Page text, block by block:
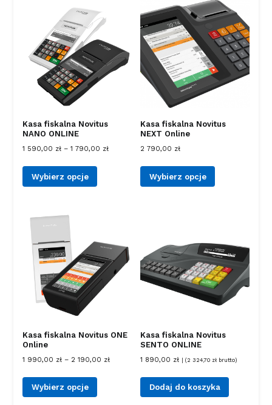
Kasa fiskalna Novitus
NANO ONLINE
1 590,00 zł –1 790,00 zł
Wybierz opcje
Kasa fiskalna Novitus
NEXT Online
2 790,00 zł
Wybierz opcje
Kasa fiskalna Novitus ONE
Online
1 990,00 zł – 2 190,00 zł
Wybierz opcje
Kasa fiskalna Novitus
SENTO ONLINE
1 890,00 zł | (2 324,70 zł brutto)
Dodaj do koszyka